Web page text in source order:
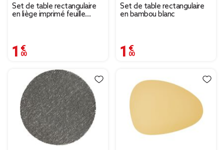
Set de table rectangulaire
en liège imprimé feuille
1,00 €
Set de table rectangulaire
en bambou blanc
1,00 €